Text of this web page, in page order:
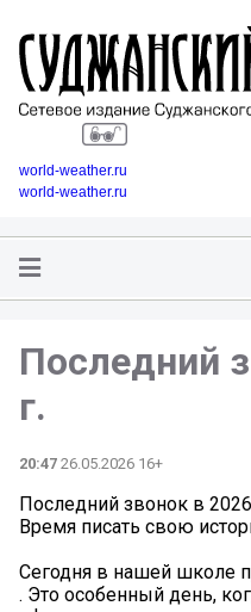
world-weather.ru
world-weather.ru
Последний
г.
20:47 26.05.2026 16+
Последний звонок в
Время писать свою
Сегодня в нашей школе
. Это особенный день,